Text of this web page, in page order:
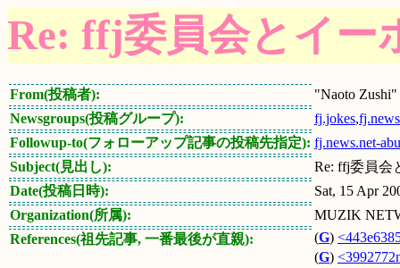
Re: ffj委員会とイー
From(投稿者):
"Naoto Zushi"
Newsgroups(投稿グループ):
fj.jokes,
Followup-to(フォローアップ記事の投稿先指定): fj.news.net-
Subject(見出し):
Re: ffj委員会
Date(投稿日時):
Sat, 15 Apr
Organization(所属):
MUZIK
References(祖先記事, 一番最後が直親):
(G)
(G)